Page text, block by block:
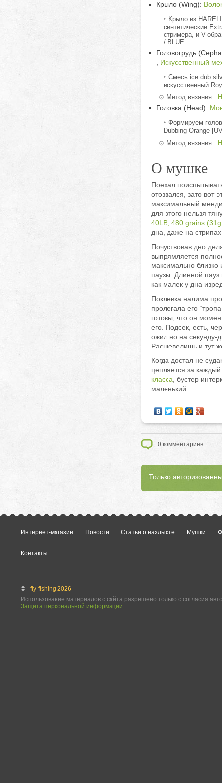
Крыло (Wing):
Крыло из
синтетические
стримера, и V-
/ BLUE
Головогрудь
Искусственный
Смесь ice dub
искусственный
Метод вязания :
Головка (Head):
Формируем
Dubbing Orange
Метод вязания :
О мушке
Поехал
отозвался, зато вот
максимальный
для этого нельзя
40LB, 480 grains
дна, даже на
Почуствовав дно
выпрямляется
максимально близко
паузы. Длинной пауз
как малек у дна
Поклевка налима
пролегала его
готовы, что он
его. Подсек, есть,
ожил но на секунду-
Расшевелишь и тут
Когда достал не
цепляется за
класса , бустер
маленький.
0комментариев
Только
Интернет-магазин Новости Статьи о нахлысте Мушки
Контакты
©
fly-fishing 2026
Использование материалов с сайта разрешено только с согласия
Защита персональной информации